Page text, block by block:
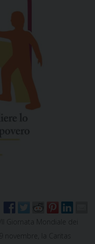
Giornata Mondiale dei
la Caritas